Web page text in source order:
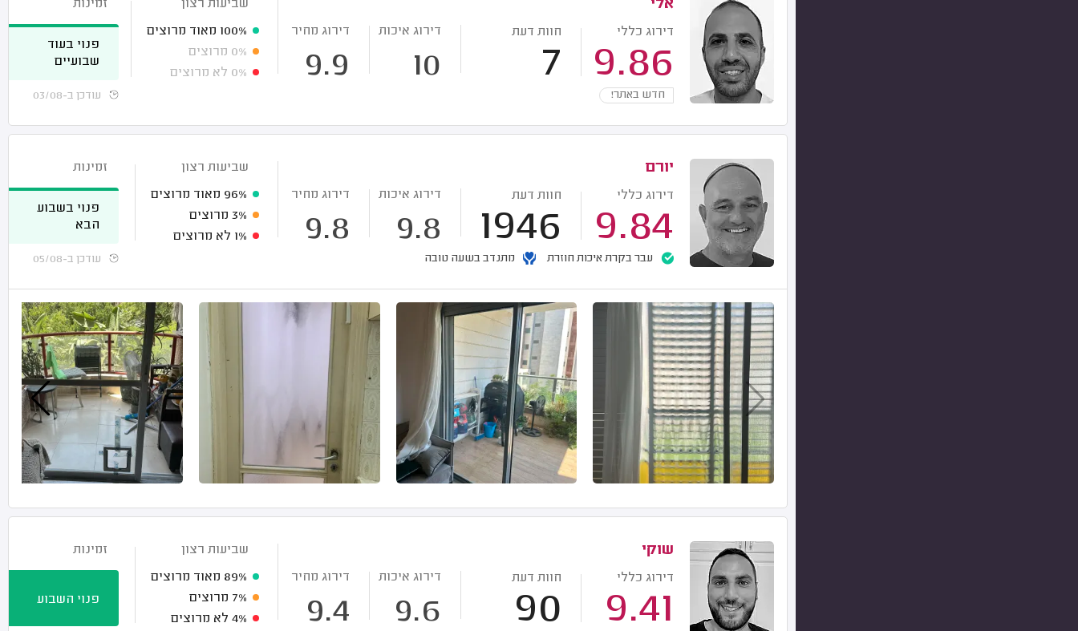
אלי
דירוג כללי
9.86
חוות דעת
7
דירוג איכות
10
דירוג מחיר
9.9
חדש באתר!
שביעות רצון
100% מאוד מרוצים
0% מרוצים
0% לא מרוצים
זמינות
פנוי בעוד
שבועיים
עודכן ב-03/08
יורם
דירוג כללי
9.84
חוות דעת
1946
דירוג איכות
9.8
דירוג מחיר
9.8
עבר בקרת איכות חוזרת מתנדב בשעה טובה
שביעות רצון
96% מאוד מרוצים
3% מרוצים
1% לא מרוצים
זמינות
פנוי בשבוע
הבא
עודכן ב-05/08
שוקי
דירוג כללי
9.41
חוות דעת
90
דירוג איכות
9.6
דירוג מחיר
9.4
שביעות רצון
89% מאוד מרוצים
7% מרוצים
4% לא מרוצים
זמינות
פנוי השבוע